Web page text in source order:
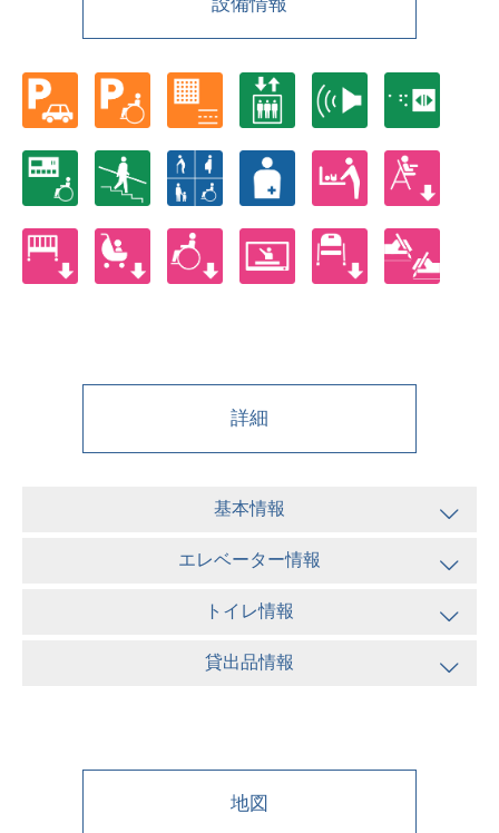
設備情報
詳細
基本情報
エレベーター情報
トイレ情報
貸出品情報
地図